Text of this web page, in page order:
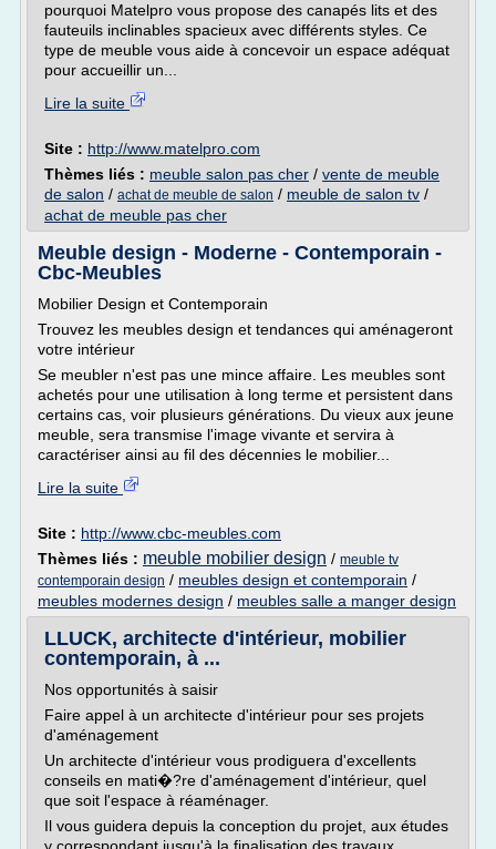
pourquoi Matelpro vous propose des canapés lits et des
fauteuils inclinables spacieux avec différents styles. Ce
type de meuble vous aide à concevoir un espace adéquat
pour accueillir un...
Lire la suite
Site : http://www.matelpro.com
Thèmes liés : meuble salon pas cher / vente de meuble
de salon / achat de meuble de salon / meuble de salon tv /
achat de meuble pas cher
Meuble design - Moderne - Contemporain -
Cbc-Meubles
Mobilier Design et Contemporain
Trouvez les meubles design et tendances qui aménageront
votre intérieur
Se meubler n'est pas une mince affaire. Les meubles sont
achetés pour une utilisation à long terme et persistent dans
certains cas, voir plusieurs générations. Du vieux aux jeune
meuble, sera transmise l'image vivante et servira à
caractériser ainsi au fil des décennies le mobilier...
Lire la suite
Site : http://www.cbc-meubles.com
Thèmes liés : meuble mobilier design / meuble tv
contemporain design / meubles design et contemporain /
meubles modernes design / meubles salle a manger design
LLUCK, architecte d'intérieur, mobilier
contemporain, à ...
Nos opportunités à saisir
Faire appel à un architecte d'intérieur pour ses projets
d'aménagement
Un architecte d'intérieur vous prodiguera d'excellents
conseils en mati�?re d'aménagement d'intérieur, quel
que soit l'espace à réaménager.
Il vous guidera depuis la conception du projet, aux études